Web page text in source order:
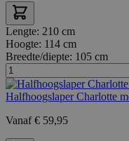
Lengte: 210 cm
Hoogte: 114 cm
Breedte/diepte: 105 cm
Halfhoogslaper Charlotte
Vanaf € 59,95